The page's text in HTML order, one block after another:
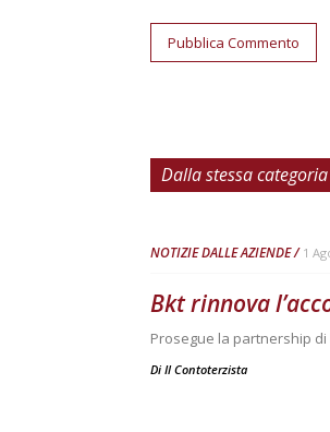
Dalla stessa categoria
NOTIZIE DALLE AZIENDE 1
Bkt rinnova
Prosegue la partnership
Di Il Contoterzista